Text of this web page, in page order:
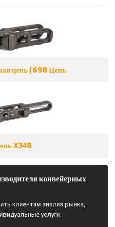
цепь | 698 Цепь
X348
конвейерных
клиентам анализ рынка,
услуги.